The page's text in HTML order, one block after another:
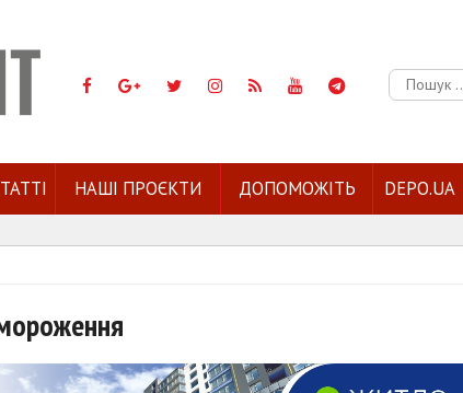
Пошук:
НАШІ ПРОЄКТИ ДОПОМОЖІТЬ DEPO.UA